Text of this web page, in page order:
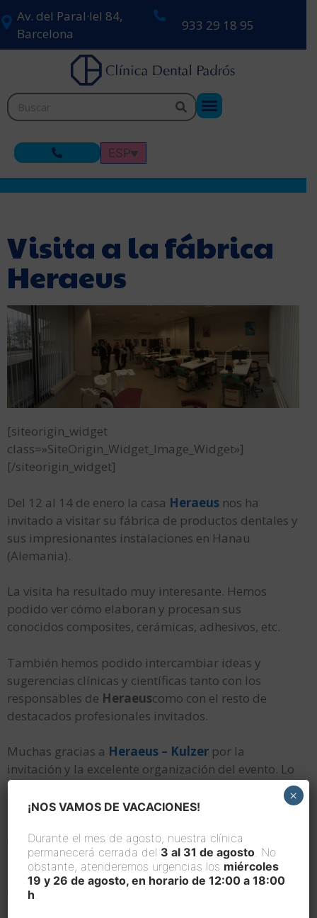
Av. del Paral·lel 84,
Barcelona
933 29 18 95
ESP
Visita a la fábrica
Heraeus
[siteorigin_widget
class=»SiteOrigin_Widget_Image_Widget»]
[/siteorigin_widget]
Del 12 al 14 de enero la casa Heraeus nos ha
invitado a visitar su fábrica de productos dentales y
sus impresionantes instalaciones en Hanau
(Alemania).
La visita ha resultado muy interesante. Hemos
podido ver cómo elaboran y procesan sus
conocidos composites, cerámicas, adhesivos, etc.
También hemos podido intercambiar ideas y
sugerencias clínicas y científicas tanto con los
responsables de Heraeuscomo con el resto de
destacados profesionales invitados.
Muchas gracias a Heraeus – Kulzer por la
invitación y la excelente organización del evento. Lo
hemos pasado genial.
class=»SiteOrigin_Widget_Image_Widget»]
[/siteorigin_widget]
[siteorigin_widget
class=»SiteOrigin_Widget_Image_Widget»]
¡NOS VAMOS DE VACACIONES!
Durante el mes de agosto, nuestra clínica
permanecerá cerrada del 3 al 31 de agosto. No
obstante, atenderemos urgencias los miércoles
19 y 26 de agosto, en horario de 12:00 a 18:00
h.
×